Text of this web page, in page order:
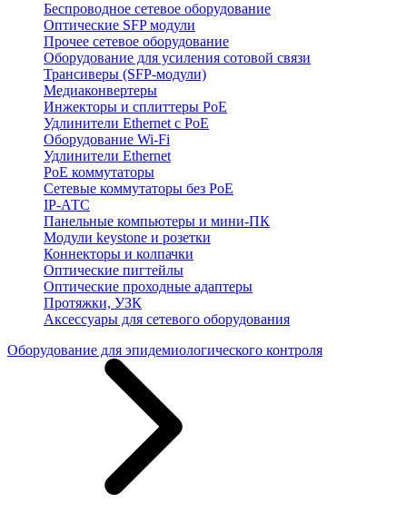
Беспроводное сетевое оборудование
Оптические SFP модули
Прочее сетевое оборудование
Оборудование для усиления сотовой связи
Трансиверы (SFP-модули)
Медиаконвертеры
Инжекторы и сплиттеры PoE
Удлинители Ethernet с PoE
Оборудование Wi-Fi
Удлинители Ethernet
PoE коммутаторы
Сетевые коммутаторы без PoE
IP-АТС
Панельные компьютеры и мини-ПК
Модули keystone и розетки
Коннекторы и колпачки
Оптические пигтейлы
Оптические проходные адаптеры
Протяжки, УЗК
Аксессуары для сетевого оборудования
Оборудование для эпидемиологического контроля